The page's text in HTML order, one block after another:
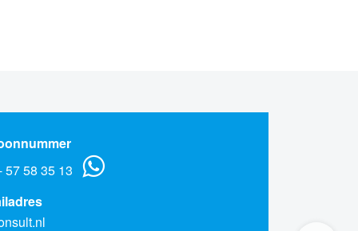
57 58 35 13